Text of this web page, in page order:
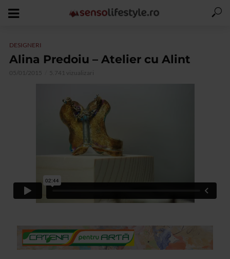
DESIGNERI
Alina Predoiu – Atelier cu Alint
05/01/2015 5.741 vizualizari